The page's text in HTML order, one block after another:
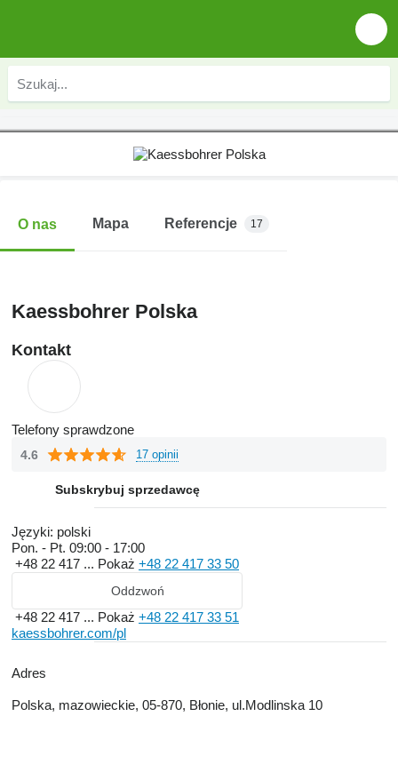
O nas Mapa Referencje 17
Kaessbohrer Polska
Kontakt
Telefony sprawdzone
4.6 17 opinii
Subskrybuj sprzedawcę
Języki: polski
Pon. - Pt. 09:00 - 17:00
+48 22 417 ... Pokaż +48 22 417 33 50
Oddzwoń
+48 22 417 ... Pokaż +48 22 417 33 51
kaessbohrer.com/pl
Adres
Polska, mazowieckie, 05-870, Błonie, ul.Modlinska 10